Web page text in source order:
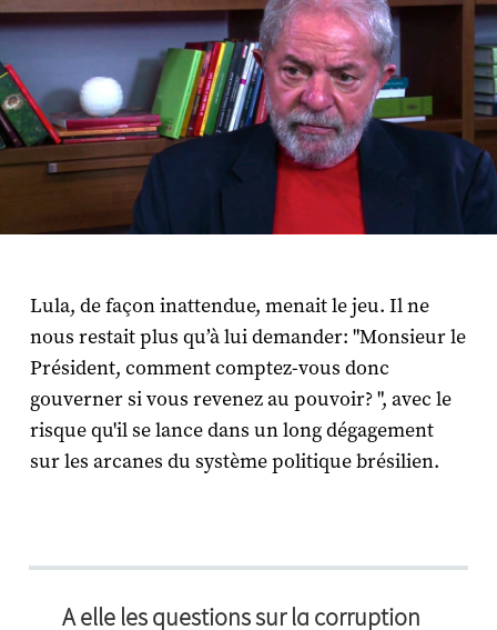
Lula, de façon inattendue, menait le jeu. Il ne
nous restait plus qu’à lui demander: "Monsieur le
Président, comment comptez-vous donc
gouverner si vous revenez au pouvoir? ", avec le
risque qu'il se lance dans un long dégagement
sur les arcanes du système politique brésilien.
A elle les questions sur la corruption